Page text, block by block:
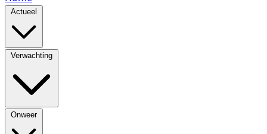
Actueel
Verwachting
Onweer